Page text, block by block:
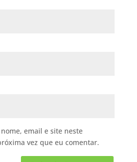
email e site neste
vez que eu comentar.